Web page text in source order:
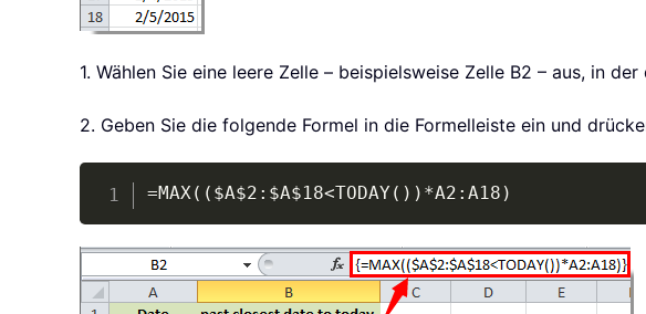
1. Wählen Sie eine leere Zelle – beispielsweise Zelle B2 – aus, in
2. Geben Sie die folgende Formel in die Formelleiste ein und
=MAX(($A$2:$A$18<TODAY())*A2:A18)